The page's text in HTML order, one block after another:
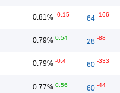
0.81% -0.15 64 -166
0.79% 0.54 28 -88
0.79% -0.4 60 -333
0.77% 0.56 60 -44